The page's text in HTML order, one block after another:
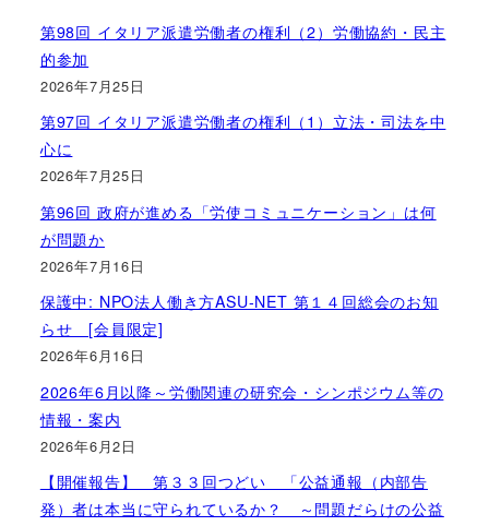
第98回 イタリア派遣労働者の権利（2）労働協約・民主
的参加
2026年7月25日
第97回 イタリア派遣労働者の権利（1）立法・司法を中
心に
2026年7月25日
第96回 政府が進める「労使コミュニケーション」は何
が問題か
2026年7月16日
保護中: NPO法人働き方ASU-NET 第１４回総会のお知
らせ [会員限定]
2026年6月16日
2026年6月以降～労働関連の研究会・シンポジウム等の
情報・案内
2026年6月2日
【開催報告】 第３３回つどい 「公益通報（内部告
発）者は本当に守られているか？ ～問題だらけの公益